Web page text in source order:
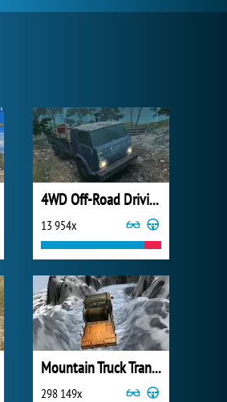
4WD Off-Road Driving Sim
13 954x
Mountain Truck Transport
298 149x